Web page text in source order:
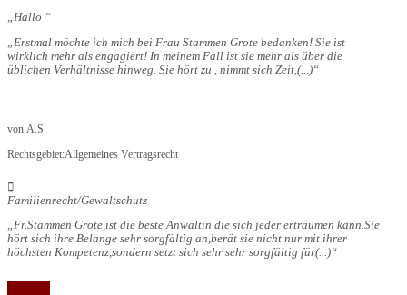
Hallo
Erstmal möchte ich mich bei Frau Stammen Grote bedanken! Sie ist
wirklich mehr als engagiert! In meinem Fall ist sie mehr als über die
üblichen Verhältnisse hinweg. Sie hört zu , nimmt sich Zeit,(...)
von A.S
Rechtsgebiet:Allgemeines Vertragsrecht
Familienrecht/Gewaltschutz
Fr.Stammen Grote,ist die beste Anwältin die sich jeder erträumen kann.Sie
hört sich ihre Belange sehr sorgfältig an,berät sie nicht nur mit ihrer
höchsten Kompetenz,sondern setzt sich sehr sehr sorgfältig für(...)